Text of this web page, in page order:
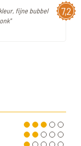
7,2
fijne bubbel